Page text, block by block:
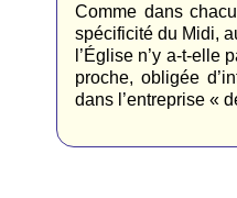
Comme dans
spécificité du Midi,
l’Église n’y a-t-
proche, obligée
dans l’entreprise «